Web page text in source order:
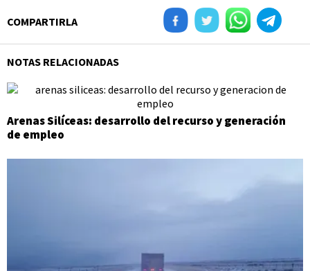
COMPARTIRLA
NOTAS RELACIONADAS
Arenas Silíceas: desarrollo del recurso y generación
de empleo